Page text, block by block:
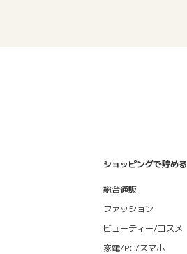
ショッピングで貯める
総合通販
ファッション
ビューティー/コスメ
家電/PC/スマホ